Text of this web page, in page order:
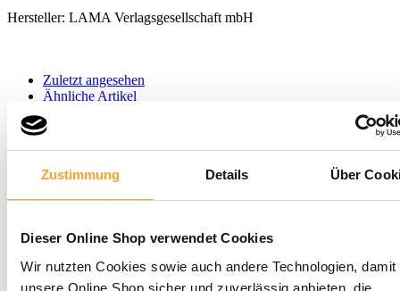
Zustimmung Details Über
Dieser Online Shop verwendet Cookies
Wir nutzten Cookies sowie auch andere Technologien, damit
unsere Online Shop sicher und zuverlässig anbieten, die
Hersteller: LAMA Verlagsgesellschaft mbH
Zuletzt angesehen
Ähnliche Artikel
Produktgalerie überspringen
Easy English | Rätselheft – Band 2
8,95 €
In den Warenkorb